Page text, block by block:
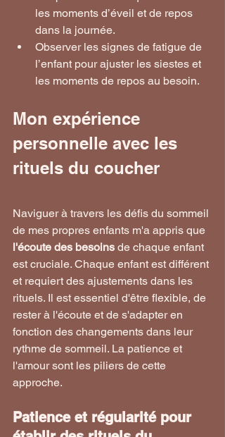
les moments d’éveil et de repos
dans la journée.
Observer les signes de fatigue de
l’enfant pour ajuster les siestes et
les moments de repos au besoin.
Mon expérience
personnelle avec les
rituels du coucher
Naviguer à travers les défis du sommeil
de mes propres enfants m'a appris que
l'écoute des besoins de chaque enfant
est cruciale. Chaque enfant est différent
et requiert des ajustements dans les
rituels. Il est essentiel d'être flexible, de
rester à l'écoute et de s'adapter en
fonction des changements dans leur
rythme de sommeil. La patience et
l'amour sont les piliers de cette
approche.
Patience et régularité pour